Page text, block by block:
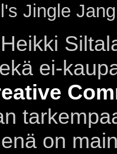
Jingle
ei-
on